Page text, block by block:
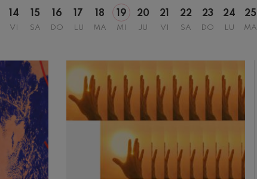
14
VI
15
SA
16
DO
17
LU
18
MA
19
MI
20
JU
21
VI
22
SA
23
DO
24
LU
25
MA